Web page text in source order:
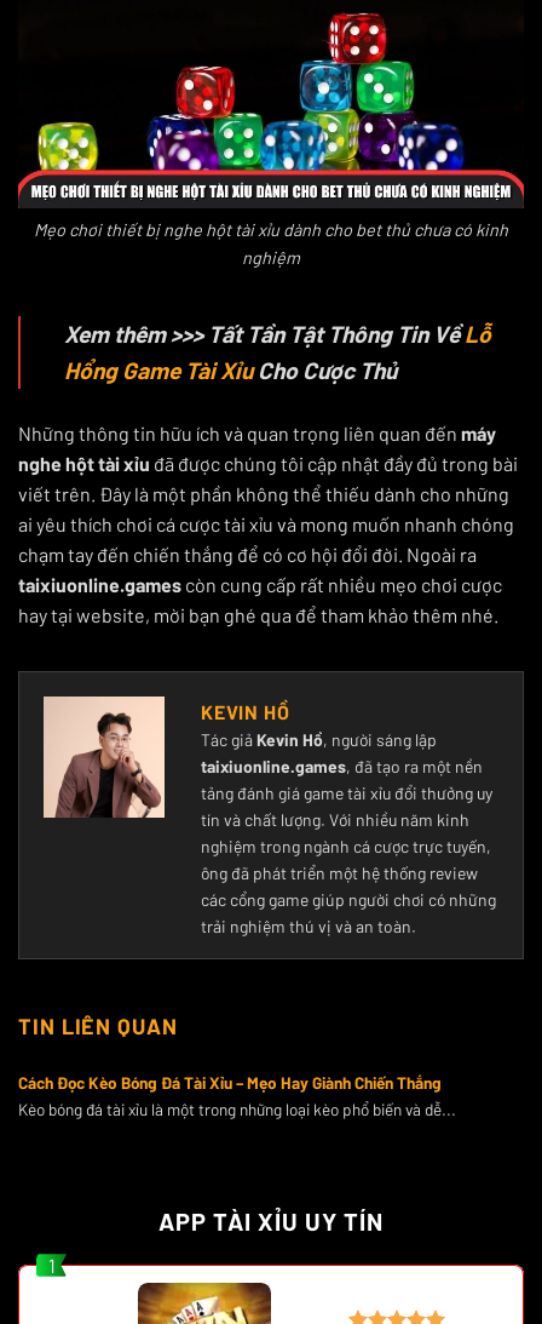
Mẹo chơi thiết bị nghe hột tài xỉu dành cho bet thủ chưa có kinh
nghiệm
Xem thêm >>> Tất Tần Tật Thông Tin VềLỗ
Hổng Game Tài XỉuCho Cược Thủ
Những thông tin hữu ích và quan trọng liên quan đến máy
nghe hột tài xỉu đã được chúng tôi cập nhật đầy đủ trong bài
viết trên. Đây là một phần không thể thiếu dành cho những
ai yêu thích chơi cá cược tài xỉu và mong muốn nhanh chóng
chạm tay đến chiến thắng để có cơ hội đổi đời. Ngoài ra
taixiuonline.games còn cung cấp rất nhiều mẹo chơi cược
hay tại website, mời bạn ghé qua để tham khảo thêm nhé.
KEVIN HỒ
Tác giảKevin Hồ, người sáng lập
taixiuonline.games, đã tạo ra một nền
tảng đánh giá game tài xỉu đổi thưởng uy
tín và chất lượng. Với nhiều năm kinh
nghiệm trong ngành cá cược trực tuyến,
ông đã phát triển một hệ thống review
các cổng game giúp người chơi có những
trải nghiệm thú vị và an toàn.
TIN LIÊN QUAN
Cách Đọc Kèo Bóng Đá Tài Xỉu – Mẹo Hay Giành Chiến Thắng
Kèo bóng đá tài xỉu là một trong những loại kèo phổ biến và dễ...
APP TÀI XỈU UY TÍN
1